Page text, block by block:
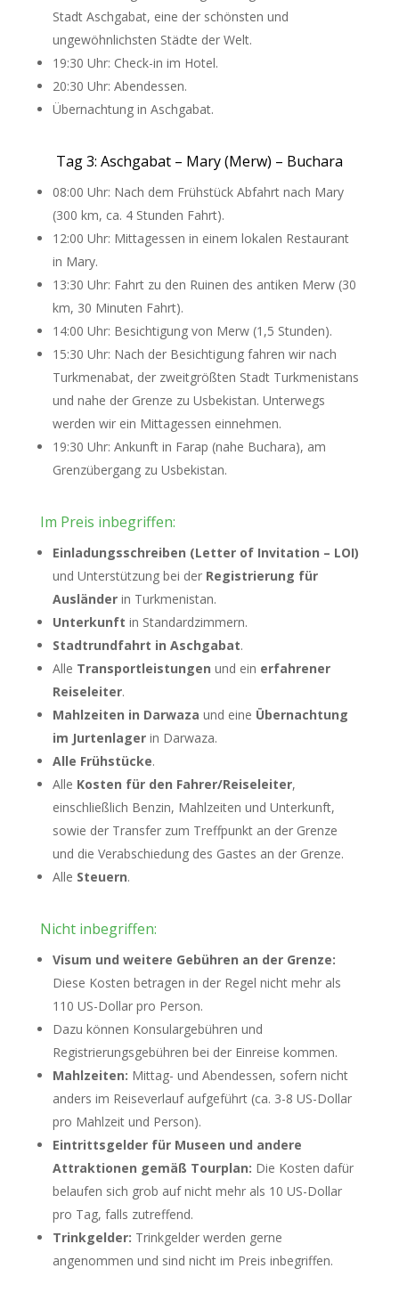
Stadt Aschgabat, eine der schönsten und
ungewöhnlichsten Städte der Welt.
19:30 Uhr: Check-in im Hotel.
20:30 Uhr: Abendessen.
Übernachtung in Aschgabat.
Tag 3: Aschgabat – Mary (Merw) – Buchara
08:00 Uhr: Nach dem Frühstück Abfahrt nach Mary
(300 km, ca. 4 Stunden Fahrt).
12:00 Uhr: Mittagessen in einem lokalen Restaurant
in Mary.
13:30 Uhr: Fahrt zu den Ruinen des antiken Merw (30
km, 30 Minuten Fahrt).
14:00 Uhr: Besichtigung von Merw (1,5 Stunden).
15:30 Uhr: Nach der Besichtigung fahren wir nach
Turkmenabat, der zweitgrößten Stadt Turkmenistans
und nahe der Grenze zu Usbekistan. Unterwegs
werden wir ein Mittagessen einnehmen.
19:30 Uhr: Ankunft in Farap (nahe Buchara), am
Grenzübergang zu Usbekistan.
Im Preis inbegriffen:
Einladungsschreiben (Letter of Invitation – LOI)
und Unterstützung bei der Registrierung für
Ausländerin Turkmenistan.
Unterkunft in Standardzimmern.
Stadtrundfahrt in Aschgabat.
Alle Transportleistungen und ein erfahrener
Reiseleiter.
Mahlzeiten in Darwaza und eine Übernachtung
im Jurtenlagerin Darwaza.
Alle Frühstücke.
Alle Kosten für den Fahrer/Reiseleiter,
einschließlich Benzin, Mahlzeiten und Unterkunft,
sowie der Transfer zum Treffpunkt an der Grenze
und die Verabschiedung des Gastes an der Grenze.
Alle Steuern.
Nicht inbegriffen:
Visum und weitere Gebühren an der Grenze:
Diese Kosten betragen in der Regel nicht mehr als
110 US-Dollar pro Person.
Dazu können Konsulargebühren und
Registrierungsgebühren bei der Einreise kommen.
Mahlzeiten: Mittag- und Abendessen, sofern nicht
anders im Reiseverlauf aufgeführt (ca. 3-8 US-Dollar
pro Mahlzeit und Person).
Eintrittsgelder für Museen und andere
Attraktionen gemäß Tourplan: Die Kosten dafür
belaufen sich grob auf nicht mehr als 10 US-Dollar
pro Tag, falls zutreffend.
Trinkgelder: Trinkgelder werden gerne
angenommen und sind nicht im Preis inbegriffen.